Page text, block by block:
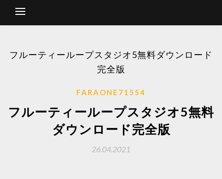
フルーティーループスタジオ5無料ダウンロード
完全版
FARAONE71554
フルーティーループスタジオ5無料
ダウンロード完全版
26.04.2021